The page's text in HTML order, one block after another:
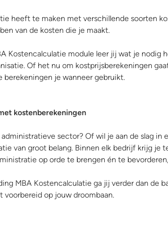
heeft te maken met verschillende soorten
van de kosten die je maakt.
Kostencalculatie module leer jij wat je nodig
Of het nu om kostprijsberekeningen
berekeningen je wanneer gebruikt.
kostenberekeningen
sector? Of wil je aan de slag
van groot belang. Binnen elk bedrijf krijg je
op orde te brengen én te
MBA Kostencalculatie ga jij verder dan de
voorbereid op jouw droombaan.